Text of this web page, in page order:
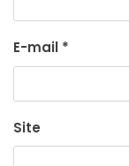
E-mail *
Site